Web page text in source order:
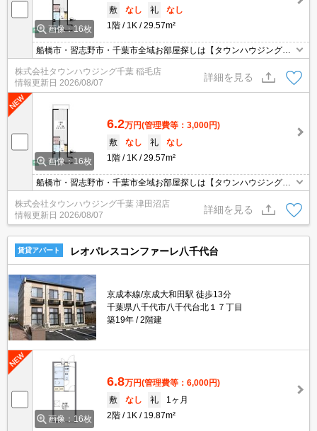
画像：16枚
敷
なし 礼
なし
1階
1K 29.57m²
船橋市・習志野市・千葉市全域お部屋探しは【タウンハウジング】
にお任せください！
株式会社タウンハウジング千葉 稲毛店
情報更新日 2026/08/07
詳細を見る
画像：16枚
6.2万円(管理費等：3,000円)
敷
なし 礼
なし
1階
1K 29.57m²
船橋市・習志野市・千葉市全域お部屋探しは【タウンハウジング】
にお任せください！
株式会社タウンハウジング千葉 津田沼店
情報更新日 2026/08/07
詳細を見る
賃貸アパート レオパレスコンファーレ八千代台
京成本線/京成大和田駅 徒歩13分
千葉県八千代市八千代台北１７丁目
築19年
2階建
画像：16枚
6.8万円(管理費等：6,000円)
敷
なし 礼
1ヶ月
2階
1K 19.87m²